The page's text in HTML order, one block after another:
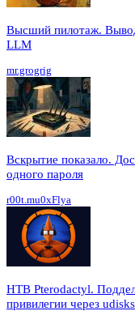
Высший пилотаж.
LLM
mr.grogrig
Вскрытие показало.
одного пароля
r00t.mu0xFlya
HTB Pterodactyl.
привилегии через udisks